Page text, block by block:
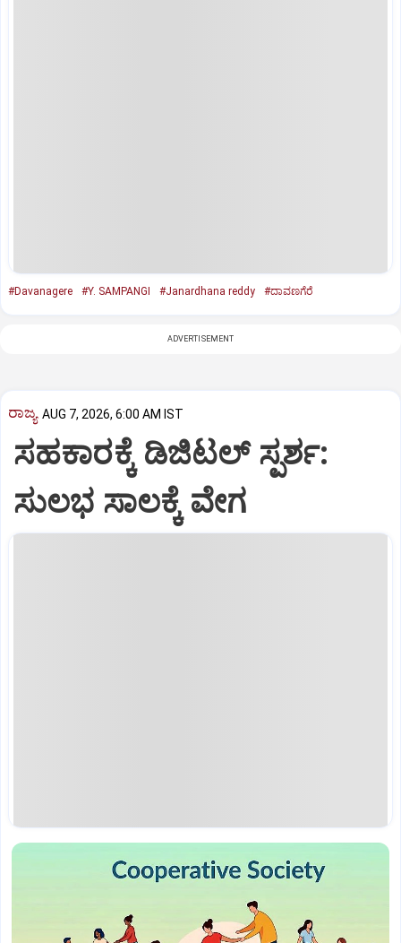
#Davanagere #Y. SAMPANGI #Janardhana reddy #ದಾವಣಗೆರೆ
ADVERTISEMENT
ರಾಜ್ಯ AUG 7, 2026, 6:00 AM IST
ಸಹಕಾರಕ್ಕೆ ಡಿಜಿಟಲ್‌ ಸ್ಪರ್ಶ:
ಸುಲಭ ಸಾಲಕ್ಕೆ ವೇಗ